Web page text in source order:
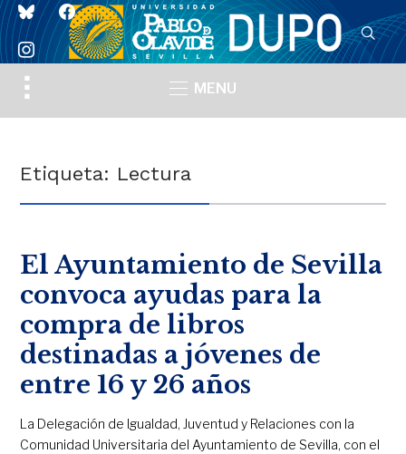
blueskyfacebook
instagram
Toggle
sidebar
MENU
Etiqueta: Lectura
El Ayuntamiento de Sevilla
convoca ayudas para la
compra de libros
destinadas a jóvenes de
entre 16 y 26 años
La Delegación de Igualdad, Juventud y Relaciones con la
Comunidad Universitaria del Ayuntamiento de Sevilla, con el